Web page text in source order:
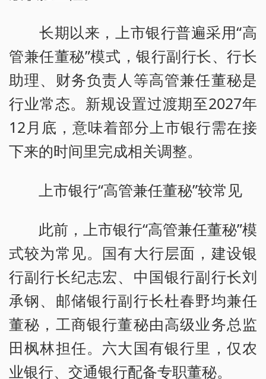
长期以来，上市银行普遍采用“高
管兼任董秘”模式，银行副行长、行长
助理、财务负责人等高管兼任董秘是
行业常态。新规设置过渡期至2027年
12月底，意味着部分上市银行需在接
下来的时间里完成相关调整。
上市银行“高管兼任董秘”较常见
此前，上市银行“高管兼任董秘”模
式较为常见。国有大行层面，建设银
行副行长纪志宏、中国银行副行长刘
承钢、邮储银行副行长杜春野均兼任
董秘，工商银行董秘由高级业务总监
田枫林担任。六大国有银行里，仅农
业银行、交通银行配备专职董秘。